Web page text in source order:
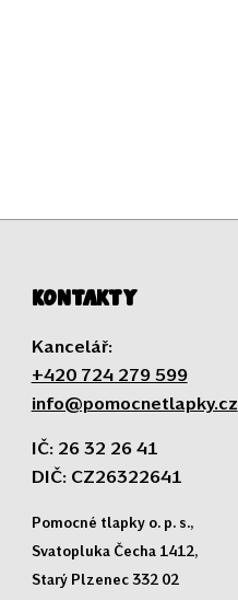
Kontakty
Kancelář:
+420 724 279 599
info@pomocnetlapky.cz
IČ: 26 32 26 41
DIČ: CZ26322641
Pomocné tlapky o. p. s.,
Svatopluka Čecha 1412,
Starý Plzenec 332 02